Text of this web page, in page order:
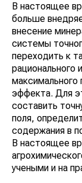
В настоящее
больше
внесение
системы
переходить к
рационального
максимального
эффекта. Для
составить
поля,
содержания в
В нас­тоящее
учеными и на